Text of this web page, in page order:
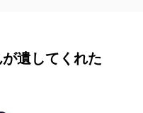
が遺してくれた